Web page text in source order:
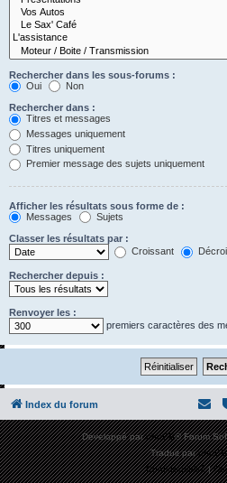
Rechercher dans les sous-forums :
Oui
Non
Rechercher dans :
Titres et messages
Messages uniquement
Titres uniquement
Premier message des sujets uniquement
Afficher les résultats sous forme de :
Messages
Sujets
Classer les résultats par :
Croissant
Rechercher depuis :
Renvoyer les :
premiers caractères des
Index du forum
Développé parphpBB® Forum
Traduit par
Confidentialité|